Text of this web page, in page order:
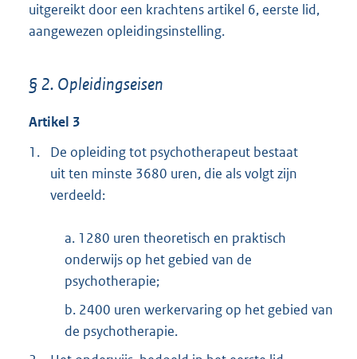
uitgereikt door een krachtens artikel 6, eerste lid,
aangewezen opleidingsinstelling.
§ 2. Opleidingseisen
Artikel 3
1.
De opleiding tot psychotherapeut bestaat
uit ten minste 3680 uren, die als volgt zijn
verdeeld:
a. 1280 uren theoretisch en praktisch
onderwijs op het gebied van de
psychotherapie;
b. 2400 uren werkervaring op het gebied van
de psychotherapie.